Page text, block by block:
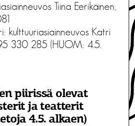
Tiina Eerikäinen,
kulttuuriasiainneuvos Katri
330 285 (HUOM: 4.5.
piirissä olevat
ja teatterit
4.5. alkaen)